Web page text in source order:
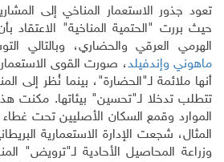
الاستعمار المناخي إلى المشاريع
"الحتمية المناخية" الاعتقاد بأن المناخ
والحضاري، وبالتالي التوسع
، صورت القوى الاستعمارية
لـ"الحضارة"، بينما نُظر إلى المناطق
لـ"تحسين" بيئاتها. مكنت هذه
السكان الأصليين تحت غطاء الإدارة
الإدارة الاستعمارية البريطانية في
الأحادية لـ"ترويض" المناظر